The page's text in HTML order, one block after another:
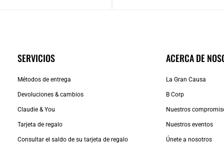
SERVICIOS
Métodos de entrega
Devoluciones & cambios
Claudie & You
Tarjeta de regalo
Consultar el saldo de su tarjeta de regalo
ACERCA DE
La Gran Causa
B Corp
Nuestros
Nuestros eventos
Únete a nosotros